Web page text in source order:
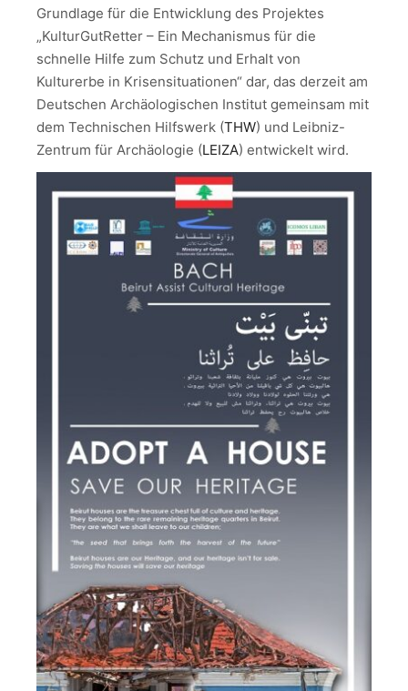
Grundlage für die Entwicklung des Projektes
„KulturGutRetter – Ein Mechanismus für die
schnelle Hilfe zum Schutz und Erhalt von
Kulturerbe in Krisensituationen“ dar, das derzeit am
Deutschen Archäologischen Institut gemeinsam mit
dem Technischen Hilfswerk (THW) und Leibniz-
Zentrum für Archäologie (LEIZA) entwickelt wird.